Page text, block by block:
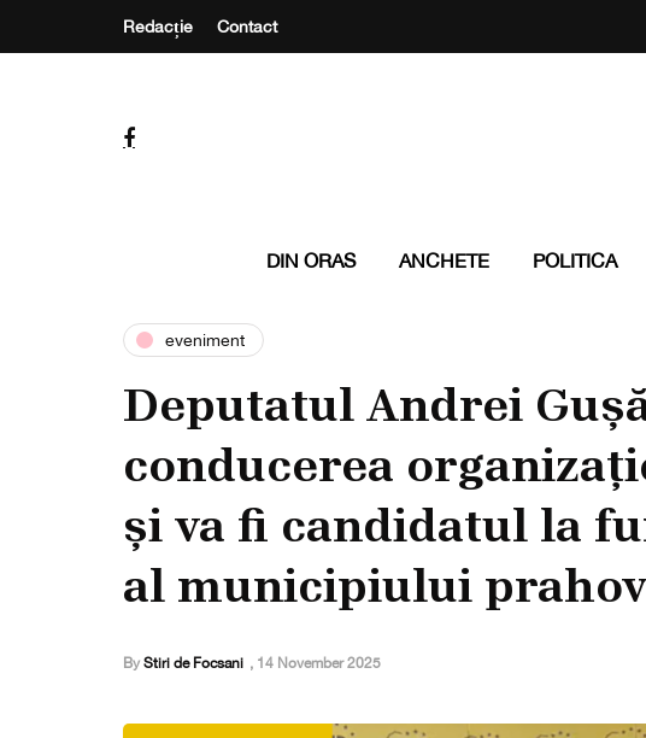
Redacție Contact
DIN ORAS ANCHETE POLITICA
eveniment
Deputatul Andrei
conducerea
și va fi candidatul la
al municipiului
By Stiri de Focsani , 14 November 2025